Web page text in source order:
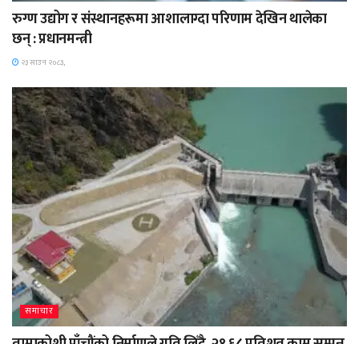
रुग्ण उद्योग र संस्थानहरूमा आशालाग्दा परिणाम देखिन थालेका
छन् : प्रधानमन्त्री
२३ साउन २०८३,
समाचार